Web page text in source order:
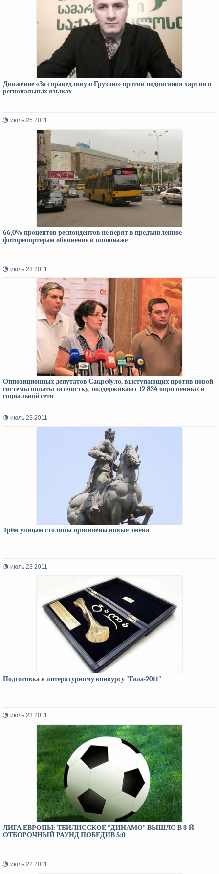
Движение «За справедливую Грузию» против подписания хартии о
региональных языках
июль 25 2011
66,0% процентов респондентов не верят в предъявленное
фоторепортерам обвинение в шпионаже
июль 23 2011
Оппозиционных депутатов Сакребуло, выступающих против новой
системы оплаты за очистку, поддерживают 12 834 опрошенных в
социальной сети
июль 23 2011
Трём улицам столицы присвоены новые имена
июль 23 2011
Подготовка к литературному конкурсу "Гала-2011"
июль 23 2011
ЛИГА ЕВРОПЫ: ТБИЛИССКОЕ "ДИНАМО" ВЫШЛО В 3-Й
ОТБОРОЧНЫЙ РАУНД ПОБЕДИВ 5:0
июль 22 2011